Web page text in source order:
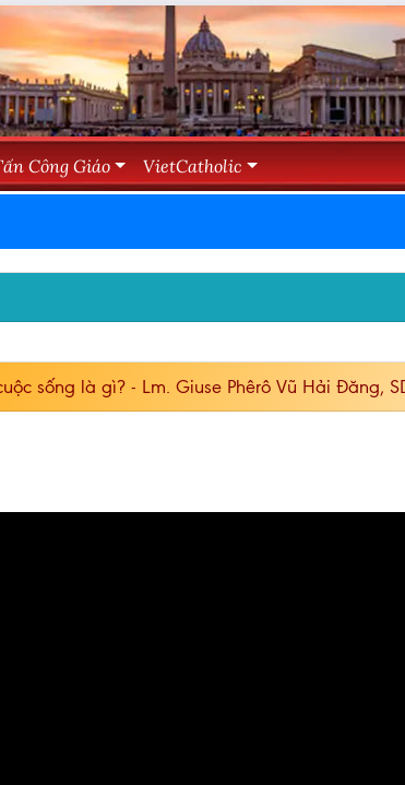
Công Giáo VietCatholic
sống là gì? - Lm. Giuse Phêrô Vũ Hải Đăng,